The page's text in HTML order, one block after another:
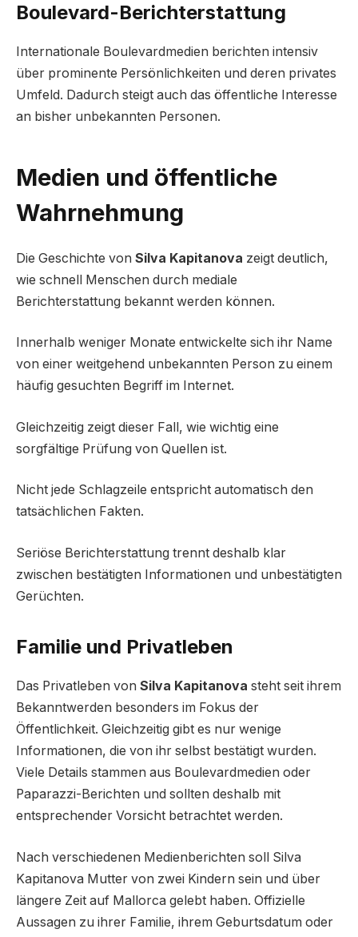
Boulevard-Berichterstattung
Internationale Boulevardmedien berichten intensiv
über prominente Persönlichkeiten und deren privates
Umfeld. Dadurch steigt auch das öffentliche Interesse
an bisher unbekannten Personen.
Medien und öffentliche
Wahrnehmung
Die Geschichte von Silva Kapitanova zeigt deutlich,
wie schnell Menschen durch mediale
Berichterstattung bekannt werden können.
Innerhalb weniger Monate entwickelte sich ihr Name
von einer weitgehend unbekannten Person zu einem
häufig gesuchten Begriff im Internet.
Gleichzeitig zeigt dieser Fall, wie wichtig eine
sorgfältige Prüfung von Quellen ist.
Nicht jede Schlagzeile entspricht automatisch den
tatsächlichen Fakten.
Seriöse Berichterstattung trennt deshalb klar
zwischen bestätigten Informationen und unbestätigten
Gerüchten.
Familie und Privatleben
Das Privatleben von Silva Kapitanova steht seit ihrem
Bekanntwerden besonders im Fokus der
Öffentlichkeit. Gleichzeitig gibt es nur wenige
Informationen, die von ihr selbst bestätigt wurden.
Viele Details stammen aus Boulevardmedien oder
Paparazzi-Berichten und sollten deshalb mit
entsprechender Vorsicht betrachtet werden.
Nach verschiedenen Medienberichten soll Silva
Kapitanova Mutter von zwei Kindern sein und über
längere Zeit auf Mallorca gelebt haben. Offizielle
Aussagen zu ihrer Familie, ihrem Geburtsdatum oder